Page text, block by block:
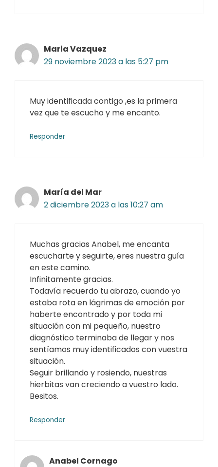
Maria Vazquez
29 noviembre 2023 a las 5:27 pm
Muy identificada contigo ,es la primera
vez que te escucho y me encanto.
Responder
María del Mar
2 diciembre 2023 a las 10:27 am
Muchas gracias Anabel, me encanta
escucharte y seguirte, eres nuestra guía
en este camino.
Infinitamente gracias.
Todavía recuerdo tu abrazo, cuando yo
estaba rota en lágrimas de emoción por
haberte encontrado y por toda mi
situación con mi pequeño, nuestro
diagnóstico terminaba de llegar y nos
sentíamos muy identificados con vuestra
situación.
Seguir brillando y rosiendo, nuestras
hierbitas van creciendo a vuestro lado.
Besitos.
Responder
Anabel Cornago